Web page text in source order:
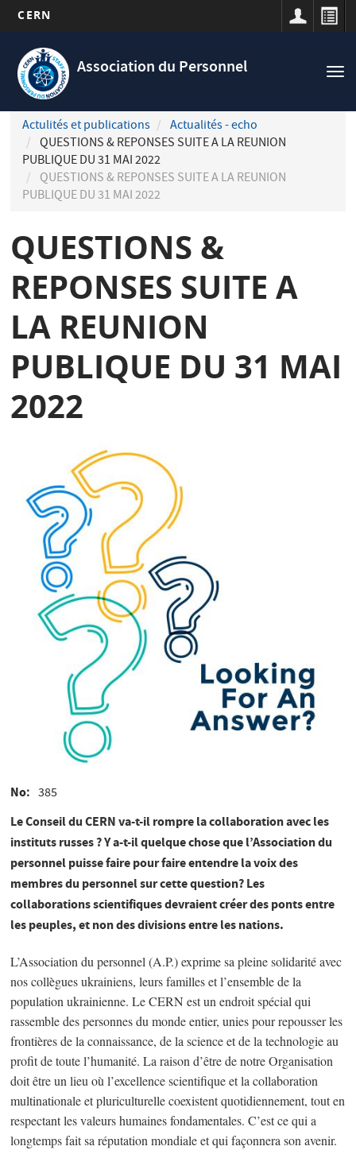
contenu
principal
CERN
Association du Personnel
Navigation
principale
Actulités et publications
Actualités - echo
QUESTIONS & REPONSES SUITE A LA REUNION
PUBLIQUE DU 31 MAI 2022
QUESTIONS & REPONSES SUITE A LA REUNION
PUBLIQUE DU 31 MAI 2022
QUESTIONS &
REPONSES SUITE A
LA REUNION
PUBLIQUE DU 31 MAI
2022
No 385
Le Conseil du CERN va-t-il rompre la collaboration avec les
instituts russes ? Y a-t-il quelque chose que l’Association du
personnel puisse faire pour faire entendre la voix des
membres du personnel sur cette question? Les
collaborations scientifiques devraient créer des ponts entre
les peuples, et non des divisions entre les nations.
L’Association du personnel (A.P.) exprime sa pleine solidarité avec
nos collègues ukrainiens, leurs familles et l’ensemble de la
population ukrainienne. Le CERN est un endroit spécial qui
rassemble des personnes du monde entier, unies pour repousser les
frontières de la connaissance, de la science et de la technologie au
profit de toute l’humanité. La raison d’être de notre Organisation
doit être un lieu où l’excellence scientifique et la collaboration
multinationale et pluriculturelle coexistent quotidiennement, tout en
respectant les valeurs humaines fondamentales. C’est ce qui a
longtemps fait sa réputation mondiale et qui façonnera son avenir.